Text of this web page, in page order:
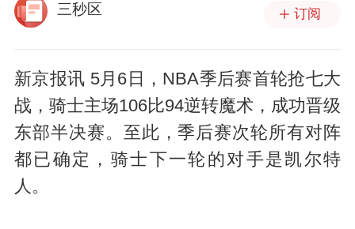
三秒区 订阅
新京报讯 5月6日，NBA季后赛首轮抢七大
战，骑士主场106比94逆转魔术，成功晋级
东部半决赛。至此，季后赛次轮所有对阵
都已确定，骑士下一轮的对手是凯尔特
人。